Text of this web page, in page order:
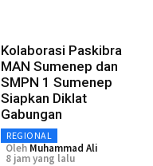
Kolaborasi Paskibra
MAN Sumenep dan
SMPN 1 Sumenep
Siapkan Diklat
Gabungan
REGIONAL
Oleh Muhammad Ali
8 jam yang lalu